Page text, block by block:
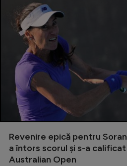
Revenire epică pentru
a întors scorul și s-a
Australian Open